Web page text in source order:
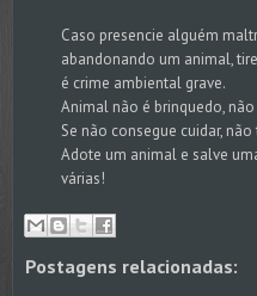
Caso presencie alguém
abandonando um animal,
é crime ambiental grave.
Animal não é brinquedo,
Se não consegue cuidar, não
Adote um animal e salve
várias!
Postagens relacionadas: